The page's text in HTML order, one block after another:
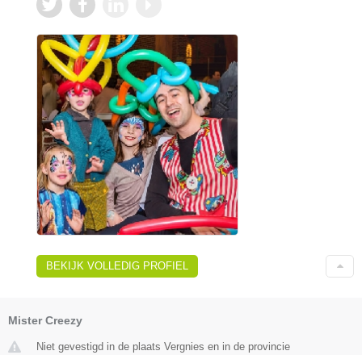
BEKIJK VOLLEDIG PROFIEL
Mister Creezy
Niet gevestigd in de plaats Vergnies en in de provincie